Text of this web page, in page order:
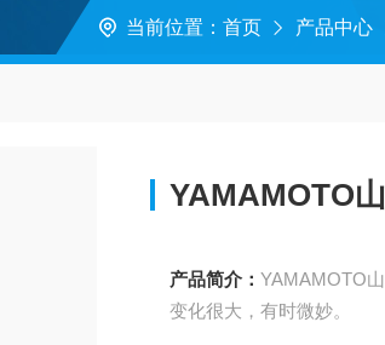
当前位置： 首页 产品中心
YAMAMOTO
产品简介：YAMAMOTO
变化很大，有时微妙。